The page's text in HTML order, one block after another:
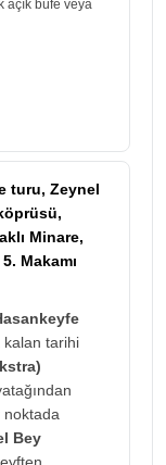
açık büfe veya
turu, Zeynel
Minare,
Makamı
kalan tarihi
noktada
Bey